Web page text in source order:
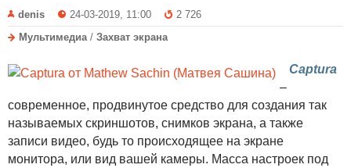
denis 24-03-2019, 11:00
2 726
Мультимедиа / Захват экрана
Captura
–
современное, продвинутое средство для создания так
называемых скриншотов, снимков экрана, а также
записи видео, будь то происходящее на экране
монитора, или вид вашей камеры. Масса настроек под